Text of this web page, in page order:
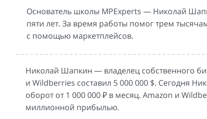
Основатель школы MPExperts — Николай
пяти лет. За время работы помог трем
с помощью маркетплейсов.
Николай Шапкин — владелец собственного
и Wildberries составил 5 000 000 $. Сегодня
оборот от 1 000 000 ₽ в месяц. Amazon и
миллионной прибылью.